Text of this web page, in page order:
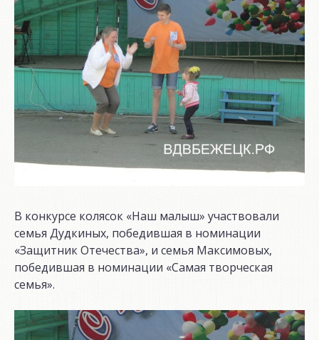
В конкурсе колясок «Наш малыш» участвовали
семья Дудкиных, победившая в номинации
«Защитник Отечества», и семья Максимовых,
победившая в номинации «Самая творческая
семья».